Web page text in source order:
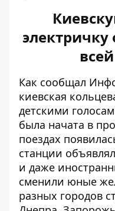
электричку
Как сообщал
киевская
детскими
была начата в
поездах
станции
и даже
сменили юные
разных городов